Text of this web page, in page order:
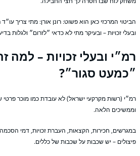
המרכזי כאן הוא פשוט: רונן אורן: מתי צריך עו״ד
זכויות – ובעיקר מתי לא כדאי ״לזרום״ ולגלות
ובעלי זכויות – למה
סגור״?
(רשות מקרקעי ישראל) לא עובדת כמו מוכר פרטי
הלאה.
חכירות, הקצאות, העברת זכויות, דמי הסכמה,
– יש שכבות על שכבות של כללים.